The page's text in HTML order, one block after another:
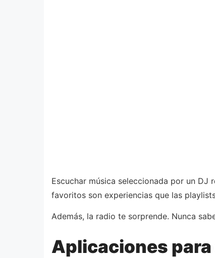
Escuchar música seleccionada por un
favoritos son experiencias que las
Además, la radio te sorprende. Nunca
Aplicaciones